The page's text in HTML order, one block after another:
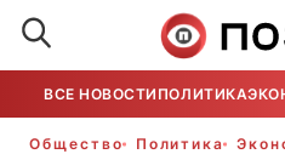
ВСЕ НОВОСТИ ПОЛИТИКА
Общество Политика